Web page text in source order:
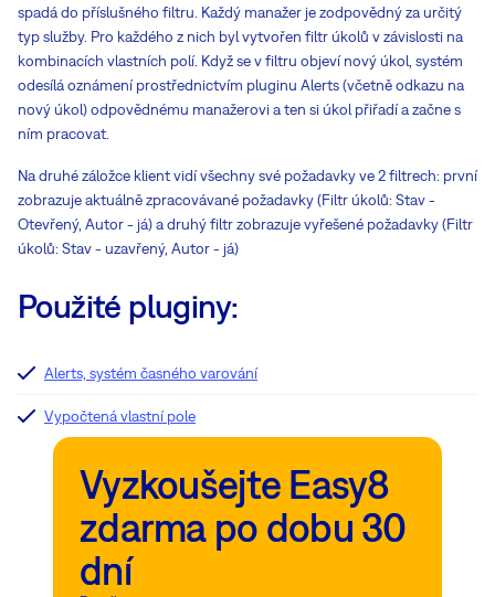
spadá do příslušného filtru. Každý manažer je zodpovědný za určitý
typ služby. Pro každého z nich byl vytvořen filtr úkolů v závislosti na
kombinacích vlastních polí. Když se v filtru objeví nový úkol, systém
odesílá oznámení prostřednictvím pluginu Alerts (včetně odkazu na
nový úkol) odpovědnému manažerovi a ten si úkol přiřadí a začne s
ním pracovat.
Na druhé záložce klient vidí všechny své požadavky ve 2 filtrech: první
zobrazuje aktuálně zpracovávané požadavky (Filtr úkolů: Stav -
Otevřený, Autor - já) a druhý filtr zobrazuje vyřešené požadavky (Filtr
úkolů: Stav - uzavřený, Autor - já)
Použité pluginy:
Alerts, systém časného varování
Vypočtená vlastní pole
Vyzkoušejte Easy8
zdarma po dobu 30
dní